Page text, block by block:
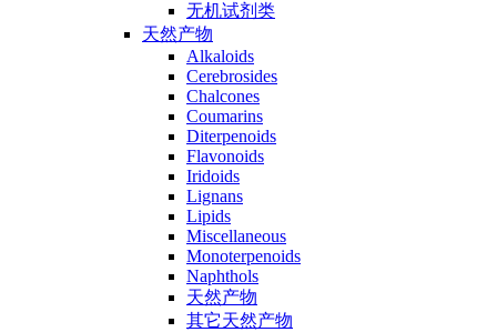
无机试剂类
天然产物
Alkaloids
Cerebrosides
Chalcones
Coumarins
Diterpenoids
Flavonoids
Iridoids
Lignans
Lipids
Miscellaneous
Monoterpenoids
Naphthols
天然产物
其它天然产物